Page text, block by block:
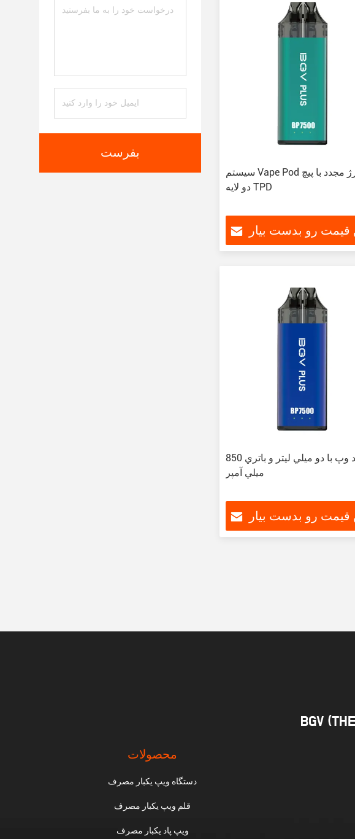
بفرست
سیستم Vape Pod قابل شارژ مجدد با پیچ
دو لایه TPD
قیمت رو بدست بیار
کليد وپ با دو ميلي ليتر و باتري 850
ميلي آمپر
قیمت رو بدست بیار
BGV
محصولات
دستگاه ویپ یکبار مصرف
قلم ویپ یکبار مصرف
ویپ پاد یکبار مصرف